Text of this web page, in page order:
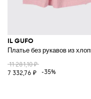
IL GUFO
Платье без рукавов из
11 281,10 ₽
7 332,76 ₽
-35%